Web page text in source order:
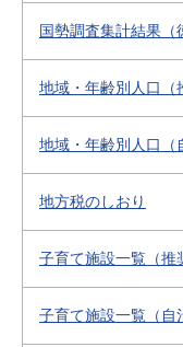
国勢調査集計結果（
地域・年齢別人口（
地域・年齢別人口（
地方税のしおり
子育て施設一覧（推
子育て施設一覧（自